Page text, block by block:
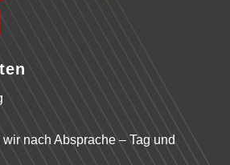
nach Absprache – Tag und